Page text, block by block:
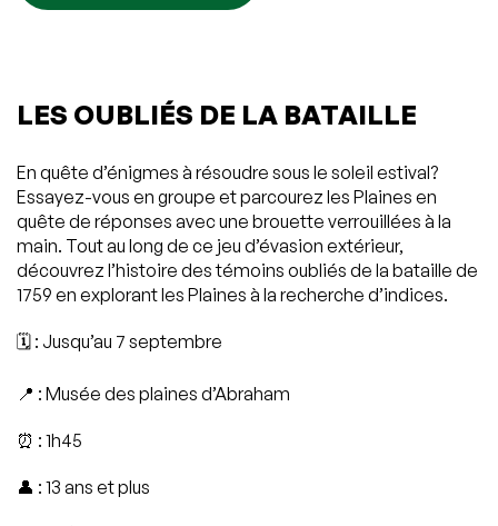
LES OUBLIÉS DE LA BATAILLE
En quête d’énigmes à résoudre sous le soleil estival?
Essayez-vous en groupe et parcourez les Plaines en
quête de réponses avec une brouette verrouillées à la
main. Tout au long de ce jeu d’évasion extérieur,
découvrez l’histoire des témoins oubliés de la bataille de
1759 en explorant les Plaines à la recherche d’indices.
🗓️ : Jusqu’au 7 septembre
📍 : Musée des plaines d’Abraham
⏰ : 1h45
👤 : 13 ans et plus